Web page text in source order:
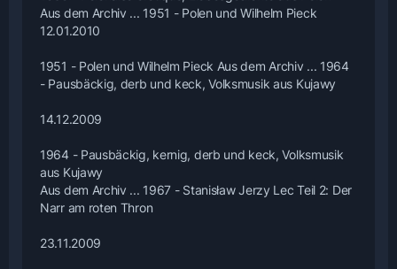
Aus dem Archiv ... 1951 - Polen und Wilhelm Pieck
12.01.2010
1951 - Polen und Wilhelm Pieck Aus dem Archiv ... 1964
- Pausbäckig, derb und keck, Volksmusik aus Kujawy
14.12.2009
1964 - Pausbäckig, kernig, derb und keck, Volksmusik
aus Kujawy
Aus dem Archiv ... 1967 - Stanisław Jerzy Lec Teil 2: Der
Narr am roten Thron
23.11.2009